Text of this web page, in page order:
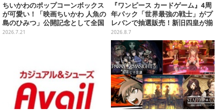
ちいかわのポップコーンボックス
が可愛い！「映画ちいかわ 人魚の
島のひみつ」公開記念として全国
劇場で販売決定、セイレーンドリ
2026.7.21
『ワンピース カードゲーム』4周
年パック「世界最強の戦士」がプ
レバンで抽選販売！新旧四皇が揃
い踏み、刃牙作者が描く「カイド
ウ」も
2026.8.7